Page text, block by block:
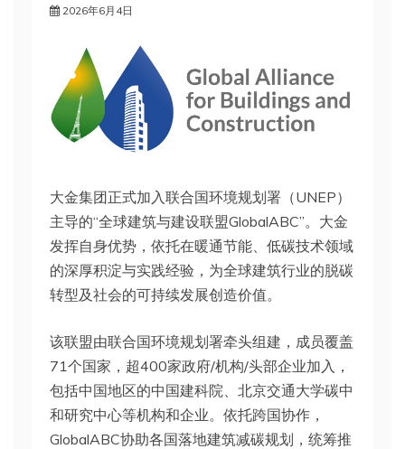
2026年6月4日
大金集团正式加入联合国环境规划署（UNEP）
主导的“全球建筑与建设联盟GlobalABC”。大金
发挥自身优势，依托在暖通节能、低碳技术领域
的深厚积淀与实践经验，为全球建筑行业的脱碳
转型及社会的可持续发展创造价值。
该联盟由联合国环境规划署牵头组建，成员覆盖
71个国家，超400家政府/机构/头部企业加入，
包括中国地区的中国建科院、北京交通大学碳中
和研究中心等机构和企业。依托跨国协作，
GlobalABC协助各国落地建筑减碳规划，统筹推